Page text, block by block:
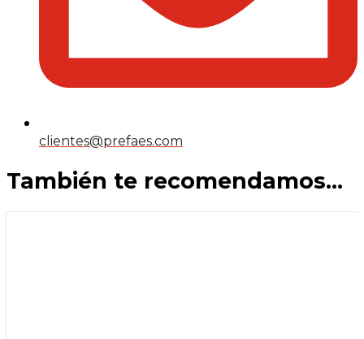
clientes@prefaes.com
También te recomendamos…